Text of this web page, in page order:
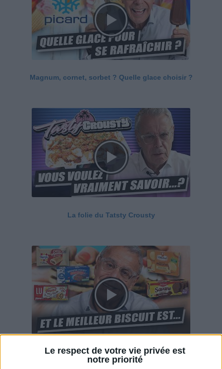
Le respect de votre vie privée est
notre priorité
Magnum, cornet, sorbet ? Quelle glace choisir ?
La folie du Tatsty Crousty
Savane, LU, Pepito, Harrys... Que valent vraiment
ces gâteaux ?